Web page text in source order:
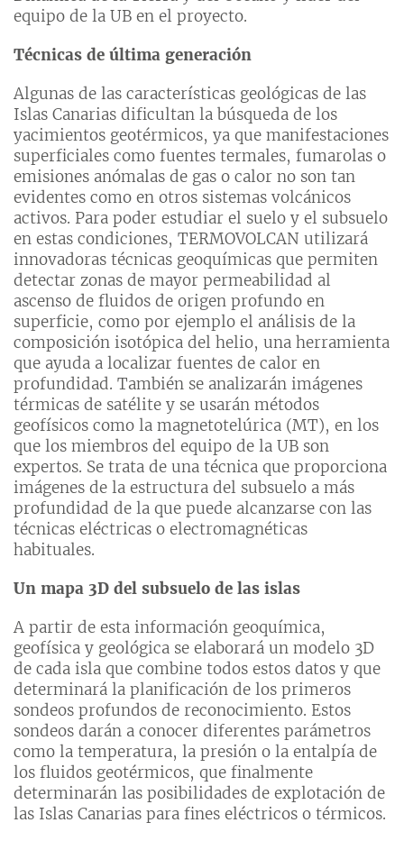
equipo de la UB en el proyecto.
Técnicas de última generación
Algunas de las características geológicas de las
Islas Canarias dificultan la búsqueda de los
yacimientos geotérmicos, ya que manifestaciones
superficiales como fuentes termales, fumarolas o
emisiones anómalas de gas o calor no son tan
evidentes como en otros sistemas volcánicos
activos. Para poder estudiar el suelo y el subsuelo
en estas condiciones, TERMOVOLCAN utilizará
innovadoras técnicas geoquímicas que permiten
detectar zonas de mayor permeabilidad al
ascenso de fluidos de origen profundo en
superficie, como por ejemplo el análisis de la
composición isotópica del helio, una herramienta
que ayuda a localizar fuentes de calor en
profundidad. También se analizarán imágenes
térmicas de satélite y se usarán métodos
geofísicos como la magnetotelúrica (MT), en los
que los miembros del equipo de la UB son
expertos. Se trata de una técnica que proporciona
imágenes de la estructura del subsuelo a más
profundidad de la que puede alcanzarse con las
técnicas eléctricas o electromagnéticas
habituales.
Un mapa 3D del subsuelo de las islas
A partir de esta información geoquímica,
geofísica y geológica se elaborará un modelo 3D
de cada isla que combine todos estos datos y que
determinará la planificación de los primeros
sondeos profundos de reconocimiento. Estos
sondeos darán a conocer diferentes parámetros
como la temperatura, la presión o la entalpía de
los fluidos geotérmicos, que finalmente
determinarán las posibilidades de explotación de
las Islas Canarias para fines eléctricos o térmicos.